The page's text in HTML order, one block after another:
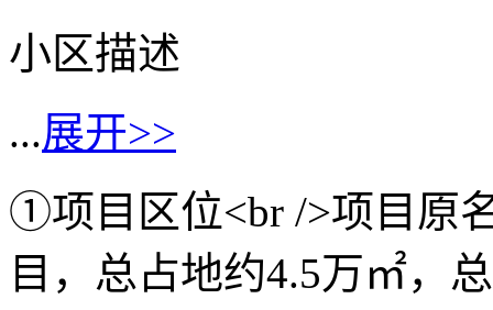
小区描述
...展开>>
①项目区位<br />项目原
目，总占地约4.5万㎡，